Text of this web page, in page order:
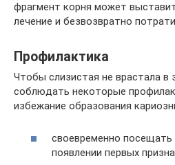
фрагмент корня может
лечение и безвозвратно
Профилактика
Чтобы слизистая не врастала в
соблюдать некоторые
избежание образования
своевременно посещать
появлении первых